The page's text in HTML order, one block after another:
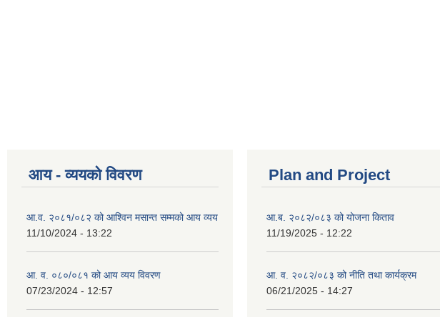
आय - व्ययको विवरण
आ.व. २०८१/०८२ को आश्विन मसान्त सम्मको आय व्यय
11/10/2024 - 13:22
आ. व. ०८०/०८१ को आय व्यय विवरण
07/23/2024 - 12:57
Plan and Project
आ.ब. २०८२/०८३ को योजना किताव
11/19/2025 - 12:22
आ. व. २०८२/०८३ को नीति तथा कार्यक्रम
06/21/2025 - 14:27